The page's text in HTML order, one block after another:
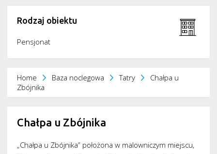
Rodzaj obiektu
Pensjonat
Home Baza noclegowa Tatry
Chałpa u
Zbójnika
Chałpa u Zbójnika
„Chałpa u Zbójnika” położona w malowniczym miejscu,